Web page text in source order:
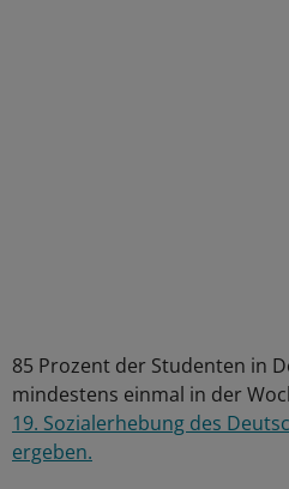
85 Prozent der Studenten in
mindestens einmal in der
19. Sozialerhebung des
ergeben.